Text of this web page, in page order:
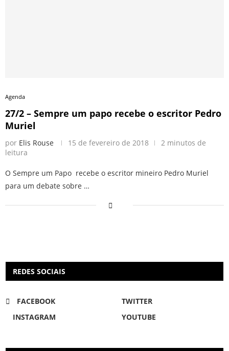
Agenda
27/2 – Sempre um papo recebe o escritor Pedro
Muriel
por Elis Rouse 15 de fevereiro de 2018
2 minutos de
leitura
O Sempre um Papo recebe o escritor mineiro Pedro Muriel
para um debate sobre …
REDES SOCIAIS
FACEBOOK
TWITTER
INSTAGRAM
YOUTUBE